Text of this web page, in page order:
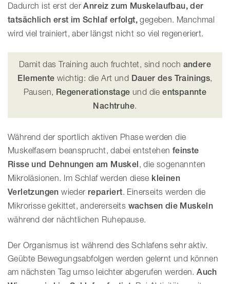
Dadurch ist erst derAnreiz zum Muskelaufbau, der
tatsächlich erst im Schlaf erfolgt, gegeben. Manchmal
wird viel trainiert, aber längst nicht so viel regeneriert.
Damit das Training auch fruchtet, sind noch andere
Elemente wichtig: die Art und Dauer des Trainings,
Pausen, Regenerationstage und dieentspannte
Nachtruhe.
Während der sportlich aktiven Phase werden die
Muskelfasern beansprucht, dabei entstehen feinste
Risse und Dehnungen am Muskel, die sogenannten
Mikroläsionen. Im Schlaf werden diese kleinen
Verletzungen wieder repariert. Einerseits werden die
Mikrorisse gekittet, andererseits wachsen die Muskeln
während der nächtlichen Ruhepause.
Der Organismus ist während des Schlafens sehr aktiv.
Geübte Bewegungsabfolgen werden gelernt und können
am nächsten Tag umso leichter abgerufen werden.Auch